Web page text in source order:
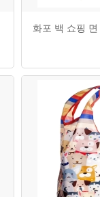
화포 백 쇼핑